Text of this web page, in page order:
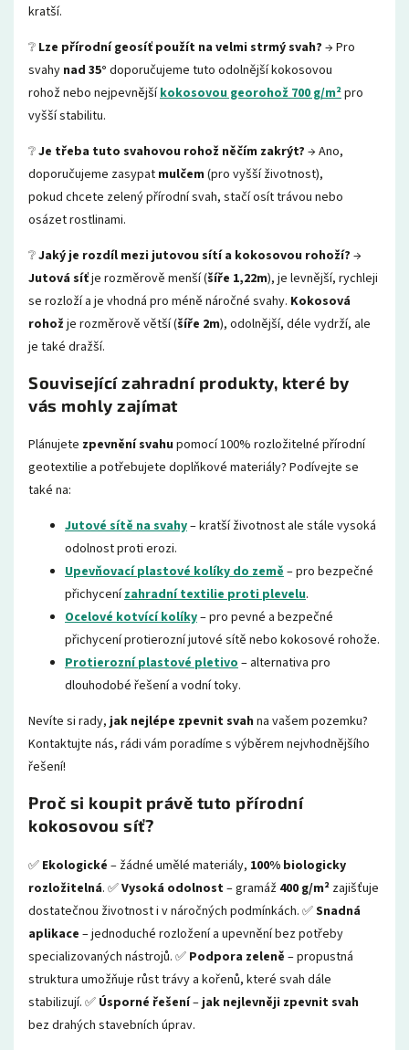
kratší.
❔ Lze přírodní geosíť použít na velmi strmý svah? → Pro
svahy nad 35° doporučujeme tuto odolnější kokosovou
rohož nebo nejpevnějšíkokosovou georohož 700 g/m²pro
vyšší stabilitu.
❔Je třeba tuto svahovou rohož něčím zakrýt? → Ano,
doporučujeme zasypat mulčem (pro vyšší životnost),
pokud chcete zelený přírodní svah, stačí osít trávou nebo
osázet rostlinami.
❔Jaký je rozdíl mezi jutovou sítí a kokosovou rohoží? →
Jutová síťje rozměrově menší (šíře 1,22m), je levnější, rychleji
se rozloží a je vhodná pro méně náročné svahy. Kokosová
rohož je rozměrově větší (šíře 2m), odolnější, déle vydrží, ale
je také dražší.
Související zahradní produkty, které by
vás mohly zajímat
Plánujete zpevnění svahu pomocí 100% rozložitelné přírodní
geotextilie a potřebujete doplňkové materiály? Podívejte se
také na:
Jutové sítě na svahy– kratší životnost ale stále vysoká
odolnost proti erozi.
Upevňovací plastové kolíky do země– pro bezpečné
přichycenízahradní textilie proti plevelu.
Ocelové kotvící kolíky– pro pevné a bezpečné
přichycení protierozní jutové sítě nebo kokosové rohože.
Protierozní plastové pletivo– alternativa pro
dlouhodobé řešení a vodní toky.
Nevíte si rady,jak nejlépe zpevnit svah na vašem pozemku?
Kontaktujte nás, rádi vám poradíme s výběrem nejvhodnějšího
řešení!
Proč si koupit právě tuto přírodní
kokosovou síť?
✅ Ekologické – žádné umělé materiály, 100% biologicky
rozložitelná. ✅Vysoká odolnost– gramáž 400 g/m² zajišťuje
dostatečnou životnost i v náročných podmínkách. ✅Snadná
aplikace – jednoduché rozložení a upevnění bez potřeby
specializovaných nástrojů. ✅ Podpora zeleně – propustná
struktura umožňuje růst trávy a kořenů, které svah dále
stabilizují. ✅ Úsporné řešení– jak nejlevněji zpevnit svah
bez drahých stavebních úprav.